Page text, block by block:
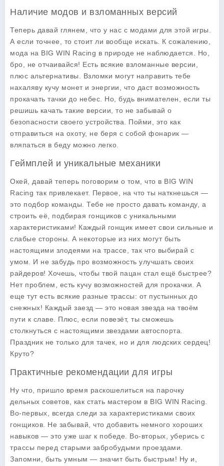
Наличие модов и взломанных версий
Теперь давай глянем, что у нас с модами для этой игры.
А если точнее, то стоит ли вообще искать. К сожалению,
мода на BIG WIN Racing в природе не наблюдается. Но,
бро, не отчаивайся! Есть всякие взломанные версии,
плюс альтернативы. Взломки могут направить тебе
нахаляву кучу монет и энергии, что даст возможность
прокачать тачки до небес. Но, будь внимателен, если ты
решишь качать такие версии, то не забывай о
безопасности своего устройства. Пойми, это как
отправиться на охоту, не беря с собой фонарик —
вляпаться в беду можно легко.
Геймплей и уникальные механики
Окей, давай теперь поговорим о том, что в BIG WIN
Racing так привлекает. Первое, на что ты наткнешься —
это подбор команды. Тебе не просто давать команду, а
строить её, подбирая гонщиков с уникальными
характеристиками! Каждый гонщик имеет свои сильные и
слабые стороны. А некоторые из них могут быть
настоящими злодеями на трассе, так что выбирай с
умом. И не забудь про возможность улучшать своих
райдеров! Хочешь, чтобы твой пацан стал ещё быстрее?
Нет проблем, есть кучу возможностей для прокачки. А
еще тут есть всякие разные трассы: от пустынных до
снежных! Каждый заезд — это новая звезда на твоём
пути к славе. Плюс, если повезёт, ты сможешь
столкнуться с настоящими звездами автоспорта.
Праздник не только для тачек, но и для людских сердец!
Круто?
Практичные рекомендации для игры
Ну что, пришло время раскошелиться на парочку
дельных советов, как стать мастером в BIG WIN Racing
Во-первых, всегда следи за характеристиками своих
гонщиков. Не забывай, что добавить немного хороших
навыков — это уже шаг к победе. Во-вторых, уберись с
трассы перед старыми забробудыми проездами.
Запомни, быть умным — значит быть быстрым! Ну и,